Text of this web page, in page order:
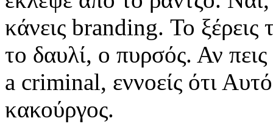
κάνεις branding. Το
το δαυλί, ο πυρσός. Αν
a criminal, εννοείς ότι
κακούργος.